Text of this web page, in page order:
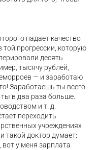
падает качество
той прогрессии, которую
десять
тысячу рублей,
— и заработаю
Заработаешь ты всего
в два раза больше.
и т. д.
переходить
учреждениях
такой доктор думает:
у меня зарплата